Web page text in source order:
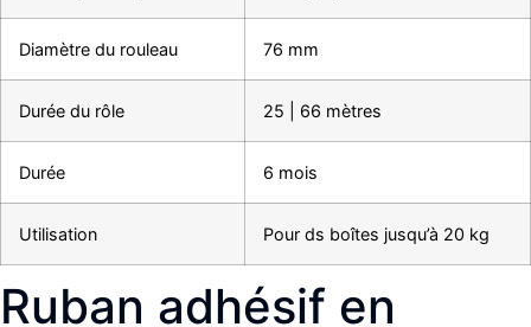
Diamètre du rouleau 76 mm
Durée du rôle 25 | 66 mètres
Durée 6 mois
Utilisation Pour ds boîtes jusqu’à 20 kg
Ruban adhésif en